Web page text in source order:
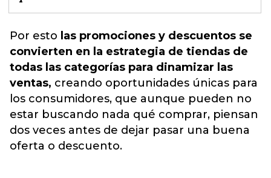
Por esto las promociones y descuentos se
convierten en la estrategia de tiendas de
todas las categorías para dinamizar las
ventas, creando oportunidades únicas para
los consumidores, que aunque pueden no
estar buscando nada qué comprar, piensan
dos veces antes de dejar pasar una buena
oferta o descuento.